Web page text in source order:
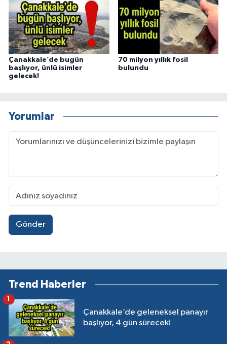
Çanakkale’de bugün
başlıyor, ünlü isimler
gelecek!
70 milyon yıllık fosil
bulundu
Yorumlar
Gönder
Trend Haberler
Çanakkale’de geleneksel panayır
başlıyor, 4 gün sürecek!
1